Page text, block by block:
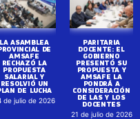
LA ASAMBLEA
DE
AMSAFE
RECHAZÓ LA
PROPUESTA
SALARIAL Y
RESOLVIÓ UN
DE LUCHA
de julio de 2026
PARITARIA
DOCENTE: EL
GOBIERNO
PRESENTÓ SU
PROPUESTA Y
AMSAFE LA
PONDRÁ A
CONSIDERACIÓN
DE LAS Y LOS
DOCENTES
21 de julio de 2026